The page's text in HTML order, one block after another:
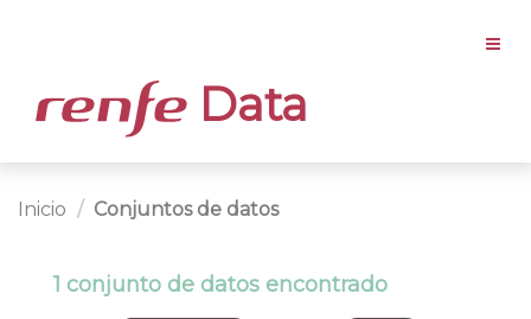
Data
Inicio Conjuntos de datos
1 conjunto de datos encontrado